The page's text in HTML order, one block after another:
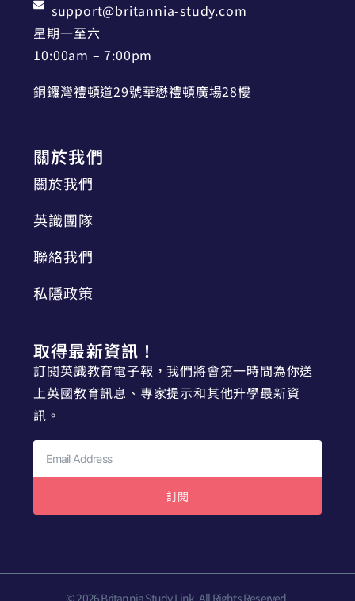
support@britannia-study.com
星期一至六
10:00am – 7:00pm
銅鑼灣禮頓道29號華懋禮頓廣場28樓
關於我們
關於我們
英識團隊
聯絡我們
私隱政策
取得最新資訊！
訂閱英識教育電子報，我們將會第一時間為你送
上英國教育訊息、專家提示和其他升學最新資
訊。
訂閱
© 2026 Britannia Study Link. All Rights Reserved.